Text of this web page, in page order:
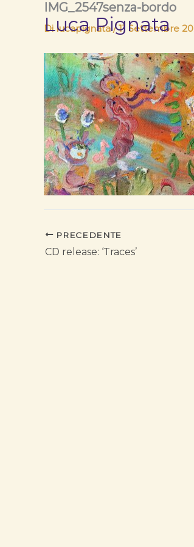
contenutoLuca Pignata
IMG_2547senza-bordo
Dilucapignata/11 Settembre
PRECEDENTE
CD release: ‘Traces’